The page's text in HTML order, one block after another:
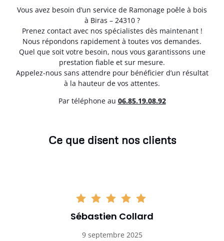
Vous avez besoin d’un service de Ramonage poêle à bois
à Biras – 24310 ?
Prenez contact avec nos spécialistes dès maintenant !
Nous répondons rapidement à toutes vos demandes.
Quel que soit votre besoin, nous vous garantissons une
prestation fiable et sur mesure.
Appelez-nous sans attendre pour bénéficier d’un résultat
à la hauteur de vos attentes.
Par téléphone au 06.85.19.08.92
Ce que disent nos clients
Sébastien Collard
9 septembre 2025